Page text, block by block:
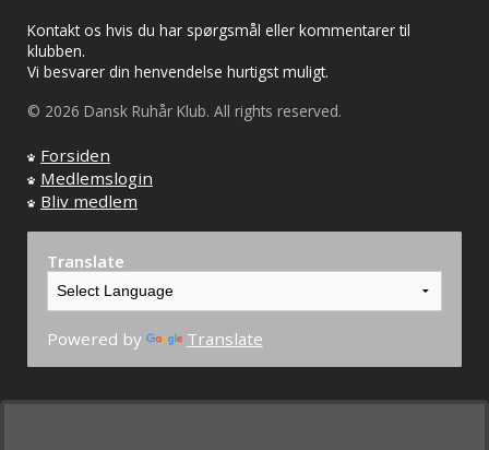
Kontakt os hvis du har spørgsmål eller kommentarer til
klubben.
Vi besvarer din henvendelse hurtigst muligt.
© 2026 Dansk Ruhår Klub. All rights reserved.
Forsiden
Medlemslogin
Bliv medlem
Translate
Powered by Translate